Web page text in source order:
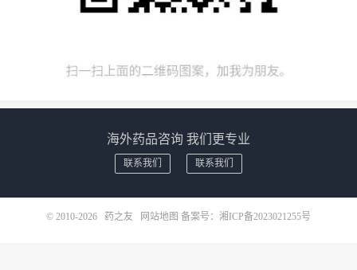
海外药品咨询 我们更专业
联系我们 联系我们
© 2010-2026 药之友 网站地图 备案号： 湘ICP备2023021255号